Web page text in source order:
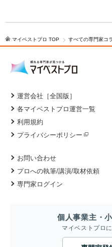
マイベストプロ TOP すべての専門家コ
運営会社［全国版］
各マイベストプロ運営一覧
利用規約
プライバシーポリシー
お問い合わせ
プロへの執筆/講演/取材依頼
専門家ログイン
個人事業主・
マイベストプロ